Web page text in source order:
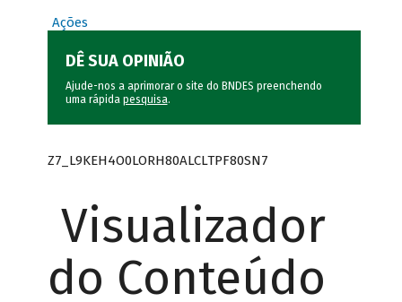
Ações
DÊ SUA OPINIÃO
Ajude-nos a aprimorar o site do BNDES preenchendo
uma rápida pesquisa.
Z7_L9KEH4O0LORH80ALCLTPF80SN7
Visualizador
do Conteúdo